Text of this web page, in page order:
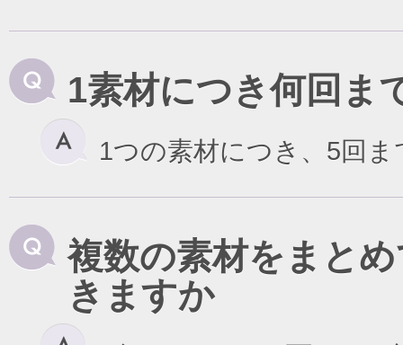
1素材につき何回ま
1つの素材につき、5回
複数の素材をまと
きますか